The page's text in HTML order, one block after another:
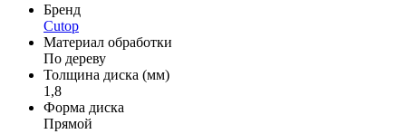
Бренд
Cutop
Материал обработки
По дереву
Толщина диска (мм)
1,8
Форма диска
Прямой